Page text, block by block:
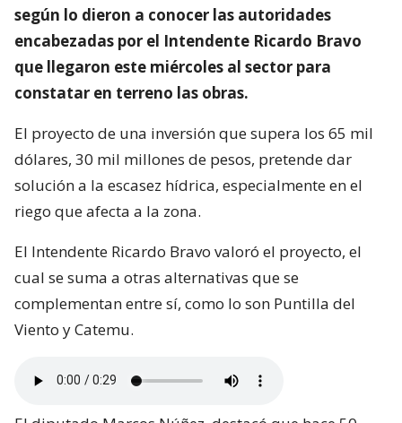
según lo dieron a conocer las autoridades
encabezadas por el Intendente Ricardo Bravo
que llegaron este miércoles al sector para
constatar en terreno las obras.
El proyecto de una inversión que supera los 65 mil
dólares, 30 mil millones de pesos, pretende dar
solución a la escasez hídrica, especialmente en el
riego que afecta a la zona.
El Intendente Ricardo Bravo valoró el proyecto, el
cual se suma a otras alternativas que se
complementan entre sí, como lo son Puntilla del
Viento y Catemu.